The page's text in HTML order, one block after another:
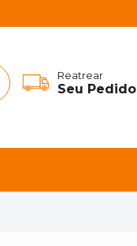
Reatrear
Seu Pedido